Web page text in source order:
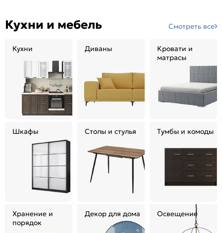
Кухни и мебель Смотреть все
Кухни Диваны
Кровати и
матрасы
Шкафы Столы и стулья Тумбы и комоды
Хранение и
порядок
Декор для дома Освещение